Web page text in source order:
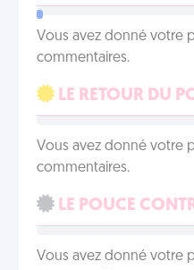
Vous avez donné votre
commentaires.
LE RETOUR DU
Vous avez donné votre
commentaires.
LE POUCE
Vous avez donné votre